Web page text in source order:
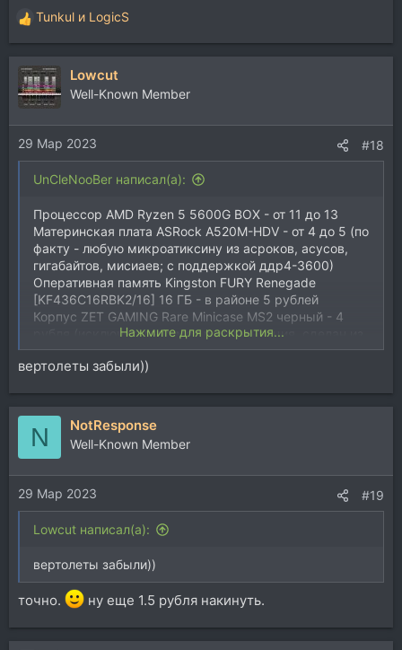
Р
е
а
к
ц
и
и
:
Tunkul и LogicS
Lowcut
Well-Known Member
29 Мар 2023 #18
UnCleNooBer написал(а):
Процессор AMD Ryzen 5 5600G BOX - от 11 до 13
Материнская плата ASRock A520M-HDV - от 4 до 5 (по
факту - любую микроатиксину из асроков, асусов,
гигабайтов, мисиаев; с поддержкой ддр4-3600)
Оперативная память Kingston FURY Renegade
[KF436C16RBK2/16] 16 ГБ - в районе 5 рублей
Корпус ZET GAMING Rare Minicase MS2 черный - 4
рубля (исключительно моя рекомендация, сделан из
"железа", продуваем насквозь, есть аналог в виде
термалтейка верса h17-h18)
На скорую руку без претензий, для примера,
показать, что в 30 рублей легко влезть, собрав, в
системник, причем новый (цены были взяты из днс).
Но что делать с PCI интерфейсом, увы
Нажмите для раскрытия...
вертолеты забыли))
N NotResponse
Well-Known Member
29 Мар 2023 #19
Lowcut написал(а):
вертолеты забыли))
точно. ну еще 1.5 рубля накинуть.